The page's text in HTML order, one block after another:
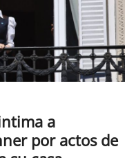
a
por actos de